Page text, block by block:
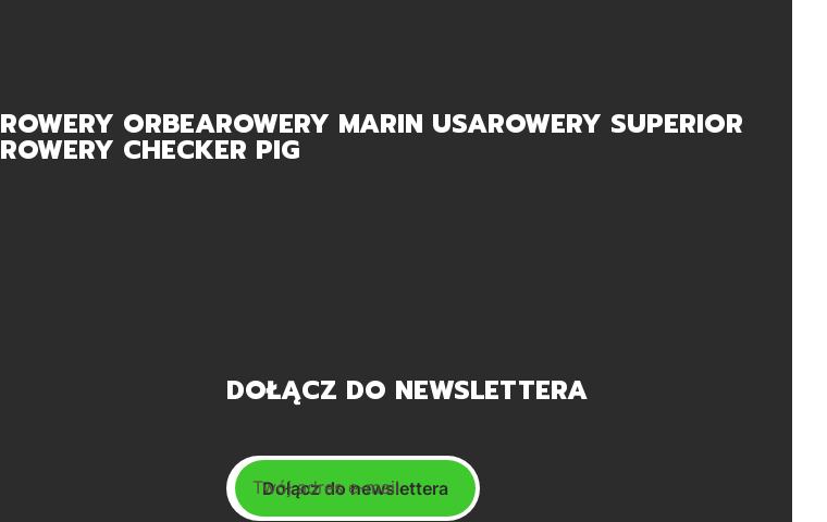
ROWERY ORBEAROWERY MARIN USAROWERY SUPERIOR
ROWERY CHECKER PIG
DOŁĄCZ DO NEWSLETTERA
Twój adres e-mail
Dołącz do newslettera